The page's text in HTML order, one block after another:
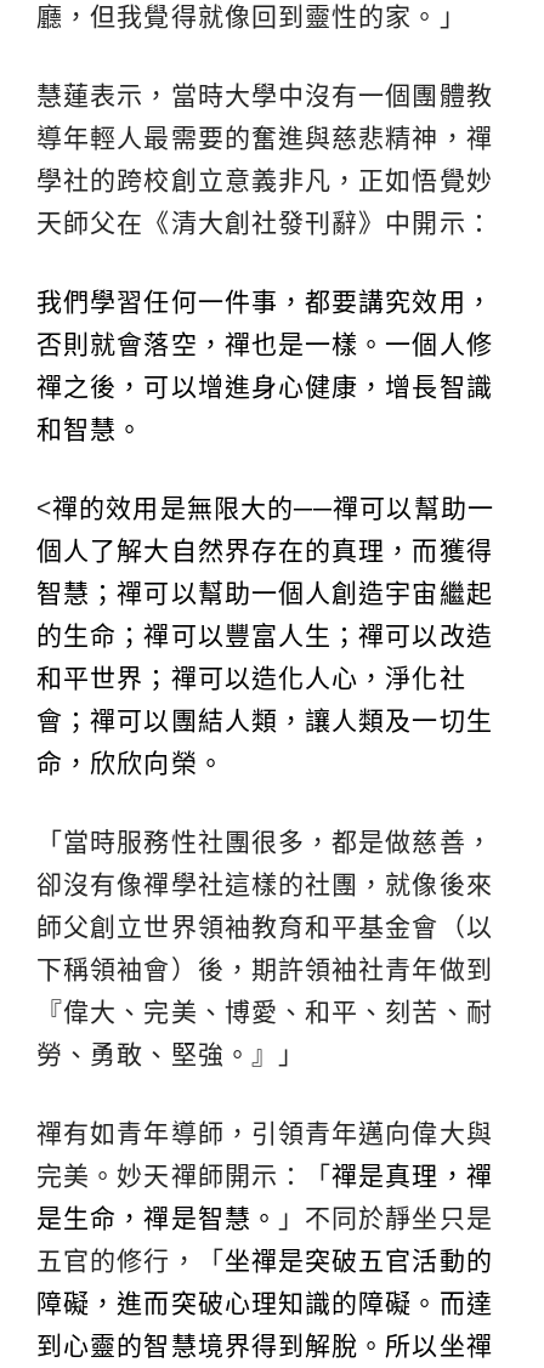
廳，但我覺得就像回到靈性的家。」
慧蓮表示，當時大學中沒有一個團體教
導年輕人最需要的奮進與慈悲精神，禪
學社的跨校創立意義非凡，正如悟覺妙
天師父在《清大創社發刊辭》中開示：
我們學習任何一件事，都要講究效用，
否則就會落空，禪也是一樣。一個人修
禪之後，可以增進身心健康，增長智識
和智慧。
<禪的效用是無限大的──禪可以幫助一
個人了解大自然界存在的真理，而獲得
智慧；禪可以幫助一個人創造宇宙繼起
的生命；禪可以豐富人生；禪可以改造
和平世界；禪可以造化人心，淨化社
會；禪可以團結人類，讓人類及一切生
命，欣欣向榮。
「當時服務性社團很多，都是做慈善，
卻沒有像禪學社這樣的社團，就像後來
師父創立世界領袖教育和平基金會（以
下稱領袖會）後，期許領袖社青年做到
『偉大、完美、博愛、和平、刻苦、耐
勞、勇敢、堅強。』」
禪有如青年導師，引領青年邁向偉大與
完美。妙天禪師開示：「禪是真理，禪
是生命，禪是智慧。 」不同於靜坐只是
五官的修行，「 坐禪是突破五官活動的
障礙，進而突破心理知識的障礙。而達
到心靈的智慧境界得到解脫。所以坐禪